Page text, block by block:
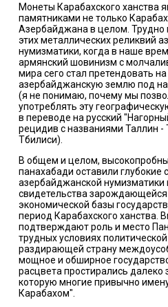
Монеты Карабахского ханства
памятниками не только
Азербайджана в целом. Трудно
этих металлических реликвий
нумизматики, когда в наше
армянский шовинизм с
мира сего стал претендовать на
азербайджанскую землю под
(я не понимаю, почему мы
употреблять эту
в переводе на русский
рецидив с названиями Таллин -
Тбилиси).
В общем и целом,
панахабади оставили глубокие
азербайджанской нумизматики
свидетельства зарождающейся
экономической базы
период Карабахского ханства.
подтверждают роль и место
трудных условиях
раздирающей страну
мощное и обширное
расцвета простирались далеко
которую многие привычно
Карабахом".